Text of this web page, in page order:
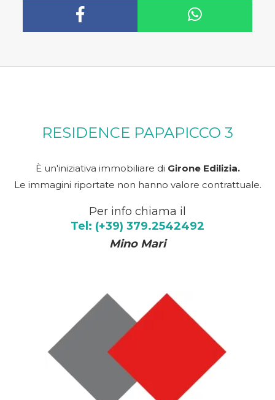
RESIDENCE PAPAPICCO 3
È un'iniziativa immobiliare di Girone Edilizia.
Le immagini riportate non hanno valore contrattuale.
Per info chiama il
Tel: (+39) 379.2542492
Mino Mari